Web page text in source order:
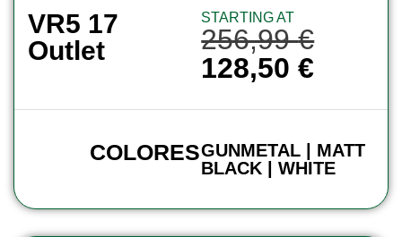
VR5 17
Outlet
STARTING AT
256,99€
128,50€
COLORESGUNMETAL | MATT
BLACK | WHITE